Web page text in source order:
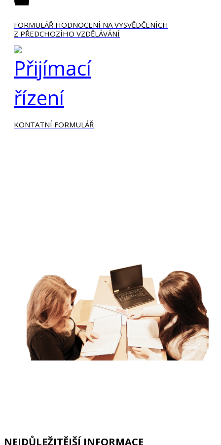
FORMULÁŘ HODNOCENÍ NA VYSVĚDČENÍCH
Z PŘEDCHOZÍHO VZDĚLÁVÁNÍ
KONTATNÍ FORMULÁŘ
NEJDŮLEŽITĚJŠÍ INFORMACE